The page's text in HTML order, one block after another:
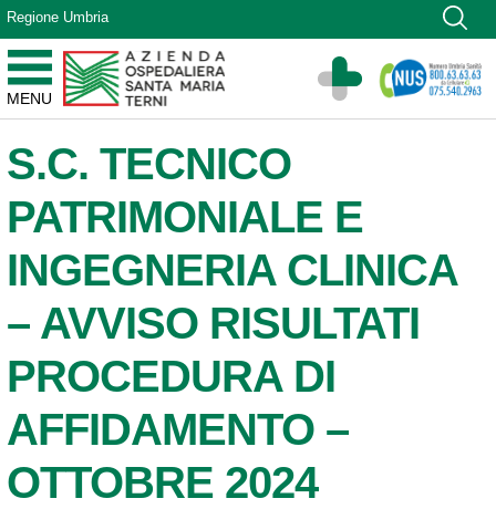
Vai ai contenuti
Vai al menu di navigazione
Vai al footer
Regione Umbria
MENU
Azienda Ospedaliera Santa Maria di Terni
Sito Istituzionale
S.C. TECNICO
PATRIMONIALE E
INGEGNERIA CLINICA
– AVVISO RISULTATI
PROCEDURA DI
AFFIDAMENTO –
OTTOBRE 2024